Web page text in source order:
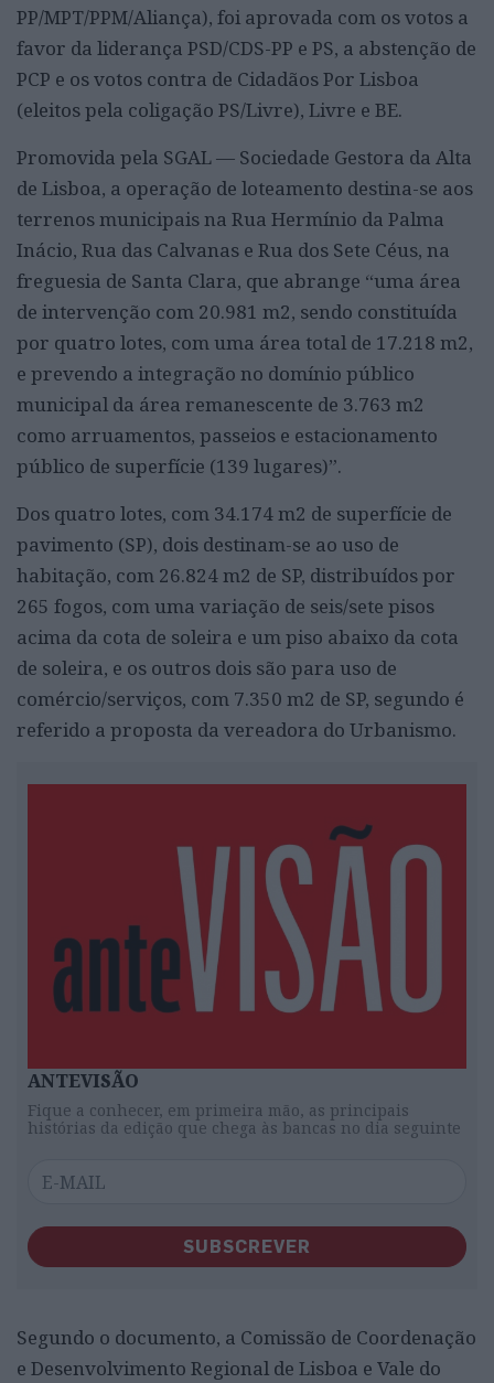
PP/MPT/PPM/Aliança), foi aprovada com os votos a
favor da liderança PSD/CDS-PP e PS, a abstenção de
PCP e os votos contra de Cidadãos Por Lisboa
(eleitos pela coligação PS/Livre), Livre e BE.
Promovida pela SGAL — Sociedade Gestora da Alta
de Lisboa, a operação de loteamento destina-se aos
terrenos municipais na Rua Hermínio da Palma
Inácio, Rua das Calvanas e Rua dos Sete Céus, na
freguesia de Santa Clara, que abrange “uma área
de intervenção com 20.981 m2, sendo constituída
por quatro lotes, com uma área total de 17.218 m2,
e prevendo a integração no domínio público
municipal da área remanescente de 3.763 m2
como arruamentos, passeios e estacionamento
público de superfície (139 lugares)”.
Dos quatro lotes, com 34.174 m2 de superfície de
pavimento (SP), dois destinam-se ao uso de
habitação, com 26.824 m2 de SP, distribuídos por
265 fogos, com uma variação de seis/sete pisos
acima da cota de soleira e um piso abaixo da cota
de soleira, e os outros dois são para uso de
comércio/serviços, com 7.350 m2 de SP, segundo é
referido a proposta da vereadora do Urbanismo.
ANTEVISÃO
Fique a conhecer, em primeira mão, as principais
histórias da edição que chega às bancas no dia seguinte
SUBSCREVER
Segundo o documento, a Comissão de Coordenação
e Desenvolvimento Regional de Lisboa e Vale do